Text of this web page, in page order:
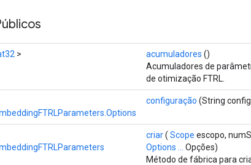
> acumuladores ()
Acumuladores de
de otimização FTRL.
configuração (String
criar( Scope escopo,
Options ...
Opções)
Método de fábrica para